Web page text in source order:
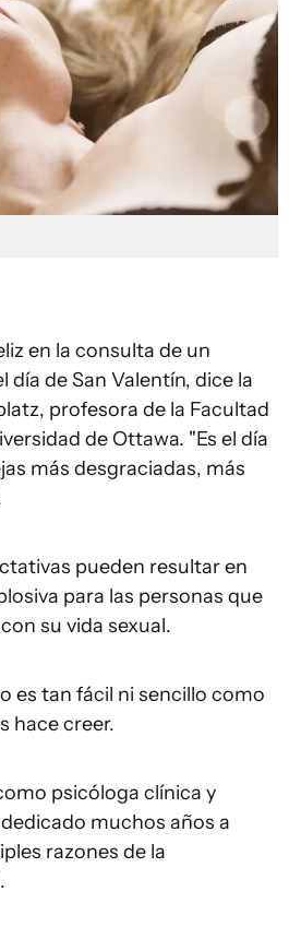
en la consulta de un
día de San Valentín, dice la
profesora de la Facultad
de Ottawa. "Es el día
más desgraciadas, más
pueden resultar en
para las personas que
su vida sexual.
es tan fácil ni sencillo como
hace creer.
psicóloga clínica y
muchos años a
razones de la